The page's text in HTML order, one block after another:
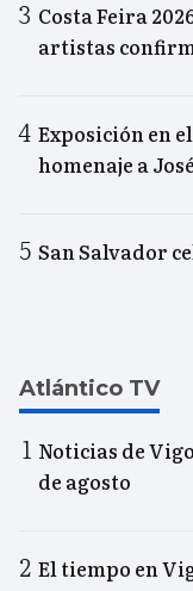
Costa Feira
artistas
Exposición en
homenaje a
San Salvador
Atlántico TV
Noticias de
de agosto
El tiempo en